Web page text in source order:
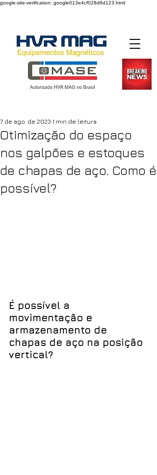
google-site-verification: google013e4cf028d6d123.html
Desde 2004
Otimização do espaço
nos galpões e estoques
de chapas de aço. Como é
possível?
7 de ago. de 2023 1 min de leitura
É possível a
movimentação e
armazenamento de
chapas de aço na posição
vertical?